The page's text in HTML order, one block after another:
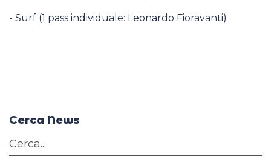
- Surf (1 pass individuale: Leonardo Fioravanti)
Cerca News